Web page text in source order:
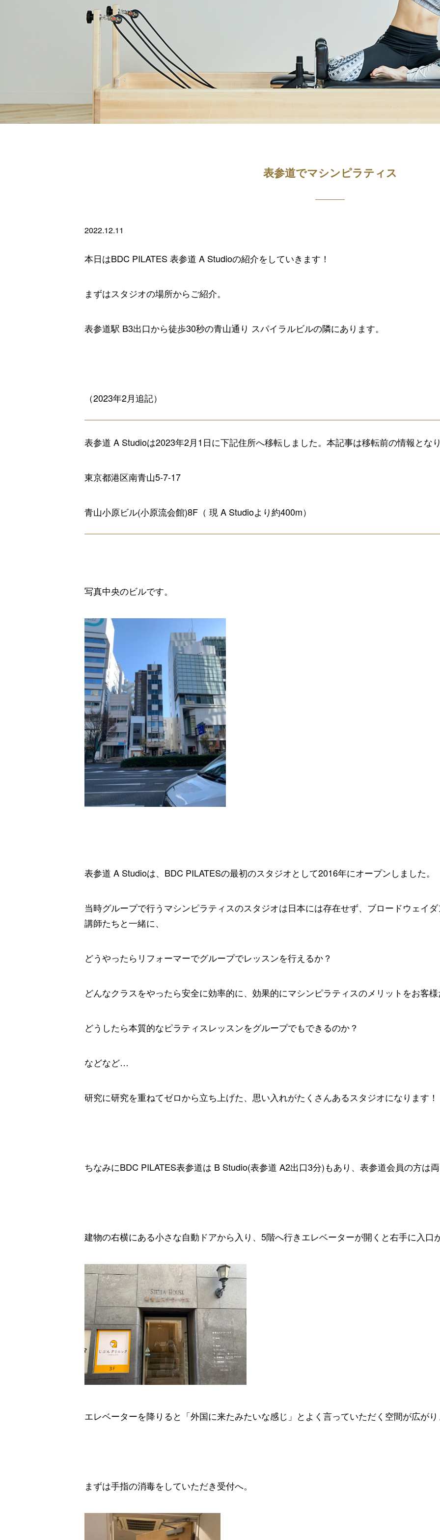
表参道でマシンピラティス
2022.12.11
本日はBDC PILATES 表参道 A Studioの紹介をしていきます！
まずはスタジオの場所からご紹介。
表参道駅 B3出口から徒歩30秒の青山通り スパイラルビルの隣にあります。
（2023年2月追記）
表参道 A Studioは2023年2月1日に下記住所へ移転しました。本記事は移転前の情報とな
東京都港区南青山5-7-17
青山小原ビル(小原流会館)8F（ 現 A Studioより約400m）
写真中央のビルです。
表参道 A Studioは、BDC PILATESの最初のスタジオとして2016年にオープンしました。
当時グループで行うマシンピラティスのスタジオは日本には存在せず、ブロードウェイ
講師たちと一緒に、
どうやったらリフォーマーでグループでレッスンを行えるか？
どんなクラスをやったら安全に効率的に、効果的にマシンピラティスのメリットをお客
どうしたら本質的なピラティスレッスンをグループでもできるのか？
などなど…
研究に研究を重ねてゼロから立ち上げた、思い入れがたくさんあるスタジオになります！
ちなみにBDC PILATES表参道は B Studio(表参道 A2出口3分)もあり、表参道会員の方は
建物の右横にある小さな自動ドアから入り、5階へ行きエレベーターが開くと右手に入口
エレベーターを降りると「外国に来たみたいな感じ」とよく言っていただく空間が広が
まずは手指の消毒をしていただき受付へ。